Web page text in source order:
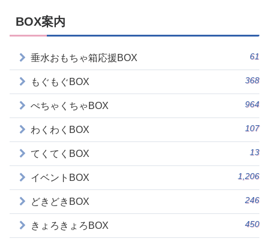
BOX案内
垂水おもちゃ箱応援BOX 61
もぐもぐBOX 368
ぺちゃくちゃBOX 964
わくわくBOX 107
てくてくBOX 13
イベントBOX 1,206
どきどきBOX 246
きょろきょろBOX 450